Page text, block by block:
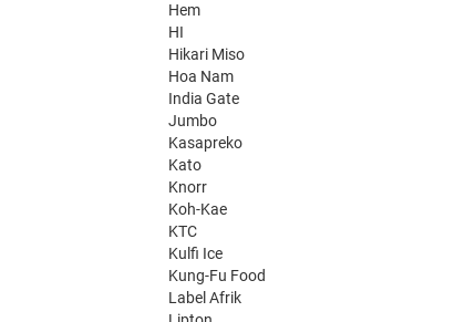
Hem
HI
Hikari Miso
Hoa Nam
India Gate
Jumbo
Kasapreko
Kato
Knorr
Koh-Kae
KTC
Kulfi Ice
Kung-Fu Food
Label Afrik